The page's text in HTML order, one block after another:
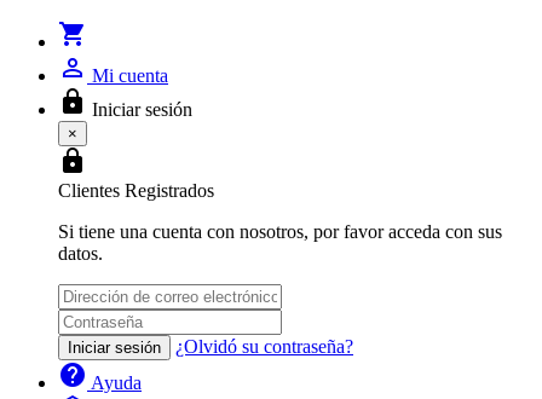
shopping_cart
person_outline Mi cuenta
lock Iniciar sesión
×
lock
Clientes Registrados
Si tiene una cuenta con nosotros, por favor acceda con sus
datos.
Iniciar sesión ¿Olvidó su contraseña?
help Ayuda